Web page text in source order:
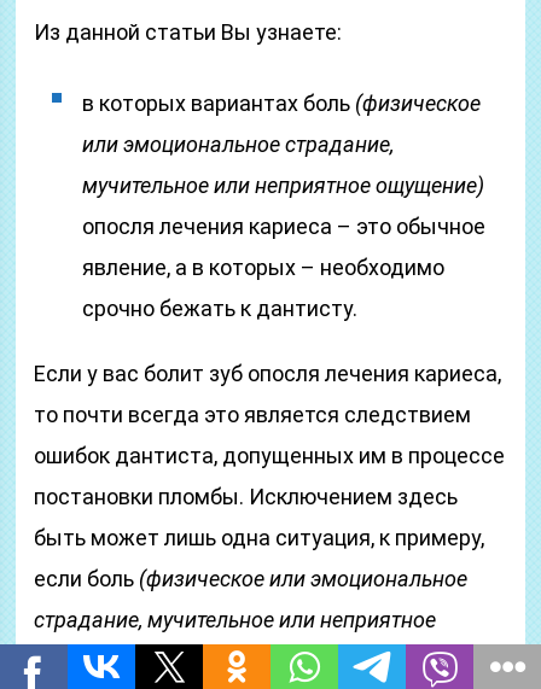
Из данной статьи Вы узнаете:
в которых вариантах боль (физическое
или эмоциональное страдание,
мучительное или неприятное ощущение)
опосля лечения кариеса – это обычное
явление, а в которых – необходимо
срочно бежать к дантисту.
Если у вас болит зуб опосля лечения кариеса,
то почти всегда это является следствием
ошибок дантиста, допущенных им в процессе
постановки пломбы. Исключением здесь
быть может лишь одна ситуация, к примеру,
если боль (физическое или эмоциональное
страдание, мучительное или неприятное
ощущение)
появилась опосля лечения